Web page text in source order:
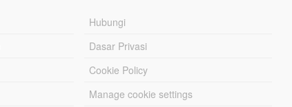
Hubungi
Dasar Privasi
Cookie Policy
Manage cookie settings